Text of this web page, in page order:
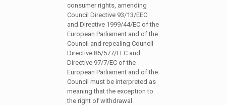
consumer rights, amending
Council Directive 93/13/EEC
and Directive 1999/44/EC of the
European Parliament and of the
Council and repealing Council
Directive 85/577/EEC and
Directive 97/7/EC of the
European Parliament and of the
Council must be interpreted as
meaning that the exception to
the right of withdrawal